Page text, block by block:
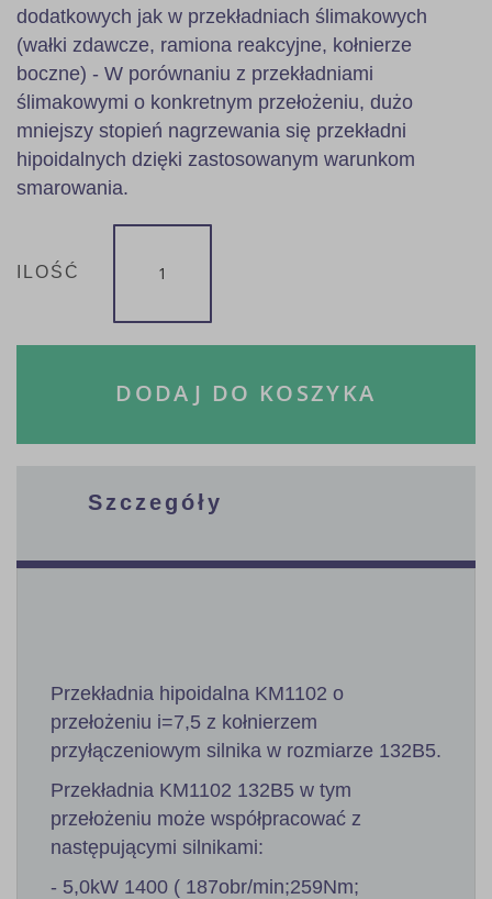
dodatkowych jak w przekładniach ślimakowych
(wałki zdawcze, ramiona reakcyjne, kołnierze
boczne) - W porównaniu z przekładniami
ślimakowymi o konkretnym przełożeniu, dużo
mniejszy stopień nagrzewania się przekładni
hipoidalnych dzięki zastosowanym warunkom
smarowania.
ILOŚĆ
DODAJ DO KOSZYKA
Szczegóły
Przekładnia hipoidalna KM1102 o
przełożeniu i=7,5 z kołnierzem
przyłączeniowym silnika w rozmiarze 132B5.
Przekładnia KM1102 132B5 w tym
przełożeniu może współpracować z
następującymi silnikami:
- 5,0kW 1400 ( 187obr/min;259Nm;